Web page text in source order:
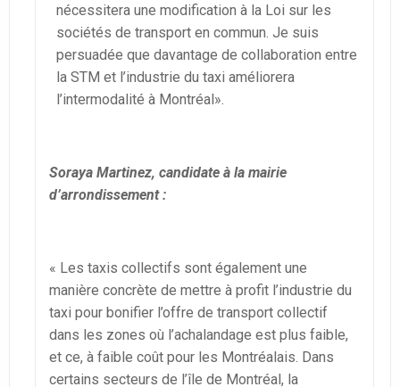
nécessitera une modification à la Loi sur les
sociétés de transport en commun. Je suis
persuadée que davantage de collaboration entre
la STM et l’industrie du taxi améliorera
l’intermodalité à Montréal».
Soraya Martinez, candidate à la mairie
d’arrondissement :
« Les taxis collectifs sont également une
manière concrète de mettre à profit l’industrie du
taxi pour bonifier l’offre de transport collectif
dans les zones où l’achalandage est plus faible,
et ce, à faible coût pour les Montréalais. Dans
certains secteurs de l’île de Montréal, la